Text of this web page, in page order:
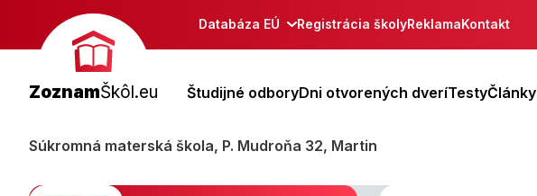
Databáza EÚ Registrácia školyReklamaKontakt
ZoznamŠkôl.eu Študijné odboryDni otvorených dveríTestyČlánky
Súkromná materská škola, P. Mudroňa 32, Martin